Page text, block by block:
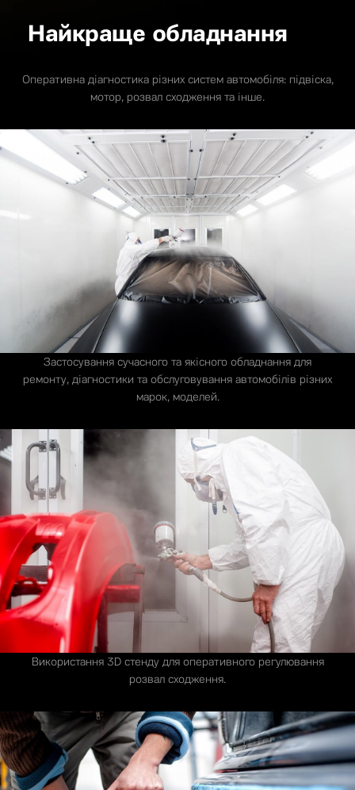
Найкраще обладнання
Оперативна діагностика різних систем автомобіля: підвіска,
мотор, розвал сходження та інше.
Застосування сучасного та якісного обладнання для
ремонту, діагностики та обслуговування автомобілів різних
марок, моделей.
Використання 3D стенду для оперативного регулювання
розвал сходження.